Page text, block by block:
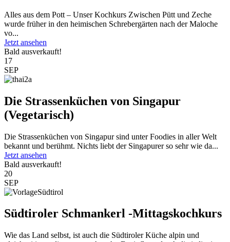
Alles aus dem Pott – Unser Kochkurs Zwischen Pütt und Zeche
wurde früher in den heimischen Schrebergärten nach der Maloche
vo...
Jetzt ansehen
Bald ausverkauft!
17
SEP
Die Strassenküchen von Singapur
(Vegetarisch)
Die Strassenküchen von Singapur sind unter Foodies in aller Welt
bekannt und berühmt. Nichts liebt der Singapurer so sehr wie da...
Jetzt ansehen
Bald ausverkauft!
20
SEP
Südtiroler Schmankerl -Mittagskochkurs
Wie das Land selbst, ist auch die Südtiroler Küche alpin und